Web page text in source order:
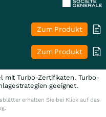
Zum Produkt
Zum Produkt
mit Turbo-Zertifikaten. Turbo-
geeignet.
erhalten Sie bei Klick auf das